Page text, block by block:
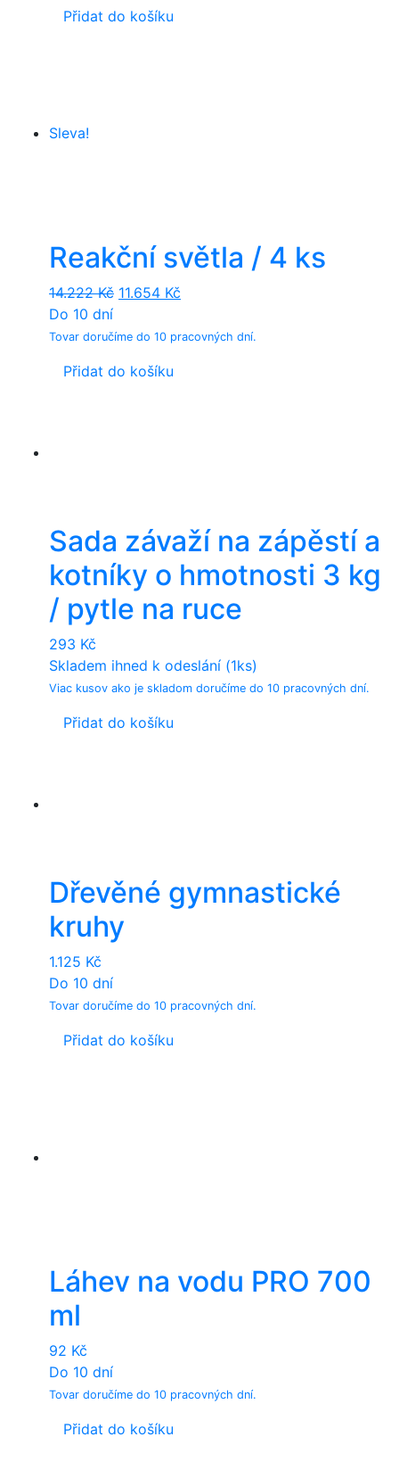
Přidat do košíku
Sleva!
Reakční světla / 4 ks
14.222Kč Original
was:
11.654 Kč
is:
Do 10 dní
Tovar doručíme do 10 pracovných dní.
Přidat do košíku
Sada závaží na zápěstí a
kotníky o hmotnosti 3 kg
/ pytle na ruce
293 Kč
Skladem ihned k odeslání (1ks)
Viac kusov ako je skladom doručíme do 10 pracovných dní.
Přidat do košíku
Dřevěné gymnastické
kruhy
1.125 Kč
Do 10 dní
Tovar doručíme do 10 pracovných dní.
Přidat do košíku
Láhev na vodu PRO 700
ml
92 Kč
Do 10 dní
Tovar doručíme do 10 pracovných dní.
Přidat do košíku